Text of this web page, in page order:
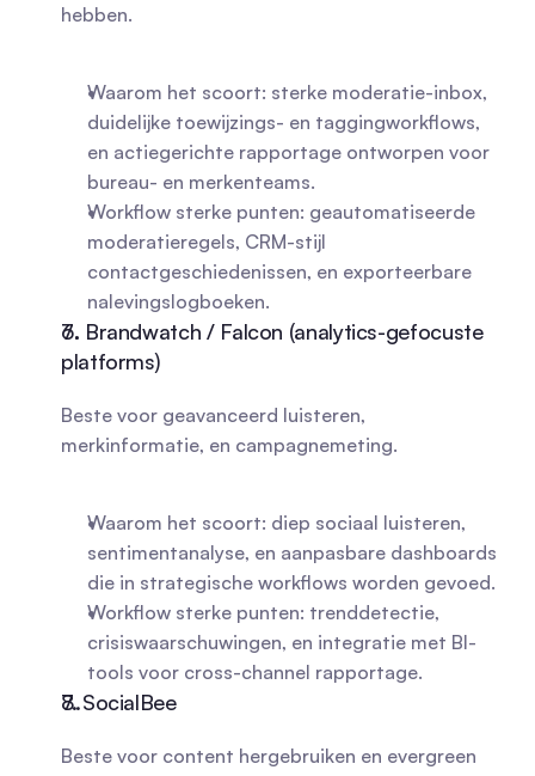
hebben.
Waarom het scoort: sterke moderatie-inbox,
duidelijke toewijzings- en taggingworkflows,
en actiegerichte rapportage ontworpen voor
bureau- en merkenteams.
Workflow sterke punten: geautomatiseerde
moderatieregels, CRM-stijl
contactgeschiedenissen, en exporteerbare
nalevingslogboeken.
6. Brandwatch / Falcon (analytics-gefocuste
platforms)
Beste voor geavanceerd luisteren,
merkinformatie, en campagnemeting.
Waarom het scoort: diep sociaal luisteren,
sentimentanalyse, en aanpasbare dashboards
die in strategische workflows worden gevoed.
Workflow sterke punten: trenddetectie,
crisiswaarschuwingen, en integratie met BI-
tools voor cross-channel rapportage.
7. SocialBee
Beste voor content hergebruiken en evergreen